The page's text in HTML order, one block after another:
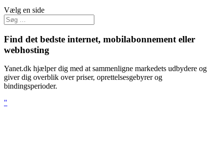
Vælg en side
Find det bedste internet, mobilabonnement eller
webhosting
Yanet.dk hjælper dig med at sammenligne markedets udbydere og
giver dig overblik over priser, oprettelsesgebyrer og
bindingsperioder.
"